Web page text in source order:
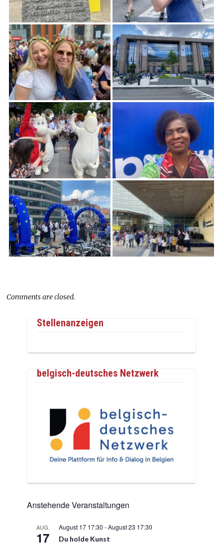
Comments are closed.
Stellenanzeigen
belgisch-deutsches Netzwerk
Anstehende Veranstaltungen
AUG.
17
August 17 17:30 -August 23 17:30
Du holde Kunst